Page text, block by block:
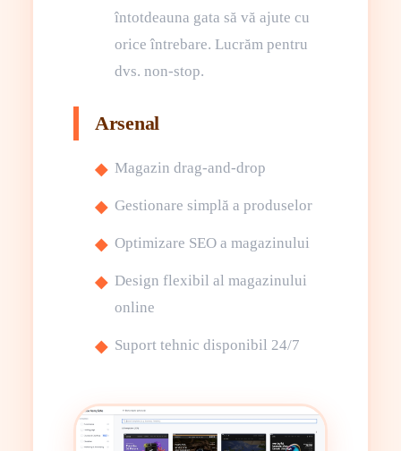
întotdeauna gata să vă ajute cu
orice întrebare. Lucrăm pentru
dvs. non-stop.
Arsenal
Magazin drag-and-drop
Gestionare simplă a produselor
Optimizare SEO a magazinului
Design flexibil al magazinului
online
Suport tehnic disponibil 24/7